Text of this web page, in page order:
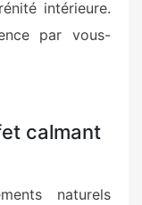
intérieure.
par vous-
calmant
naturels